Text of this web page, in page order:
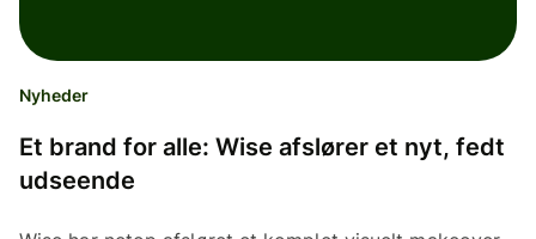
Nyheder
Et brand for alle: Wise afslører et nyt, fedt
udseende